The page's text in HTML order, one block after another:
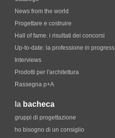
News from the world
Progettare e costruire
Hall of fame. i risultati dei concorsi
Up-to-date: la professione in progress
Interviews
Prodotti per l'architettura
Rassegna p+A
la bacheca
gruppi di progettazione
ho bisogno di un consiglio